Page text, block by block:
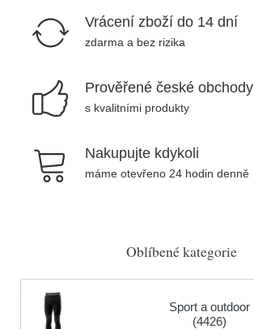
Vrácení zboží do 14 dní
zdarma a bez rizika
Prověřené české obchody
s kvalitními produkty
Nakupujte kdykoli
máme otevřeno 24 hodin denně
Oblíbené kategorie
Sport a outdoor
(4426)